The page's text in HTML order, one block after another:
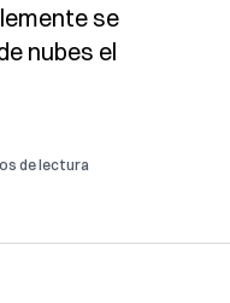
se
nubes el
de lectura